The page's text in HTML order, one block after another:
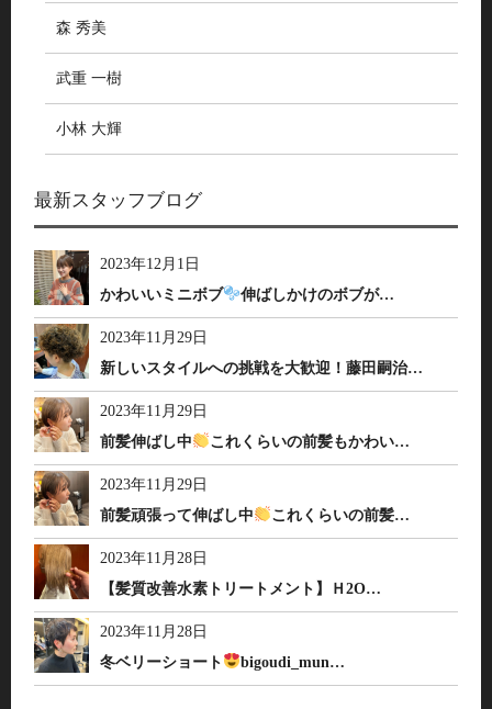
森 秀美
武重 一樹
小林 大輝
最新スタッフブログ
2023年12月1日
かわいいミニボブ
伸ばしかけのボブが…
2023年11月29日
新しいスタイルへの挑戦を大歓迎！藤田嗣治…
2023年11月29日
前髪伸ばし中
これくらいの前髪もかわい…
2023年11月29日
前髪頑張って伸ばし中
これくらいの前髪…
2023年11月28日
【髪質改善水素トリートメント】Ｈ2O…
2023年11月28日
冬ベリーショート
bigoudi_mun…